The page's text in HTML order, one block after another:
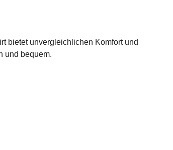
bietet unvergleichlichen Komfort und
und bequem.